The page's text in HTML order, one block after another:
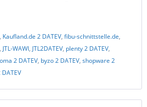
, Kaufland.de 2 DATEV, fibu-schnittstelle.de,
, JTL-WAWI, JTL2DATEV, plenty 2 DATEV,
2 DATEV, byzo 2 DATEV, shopware 2